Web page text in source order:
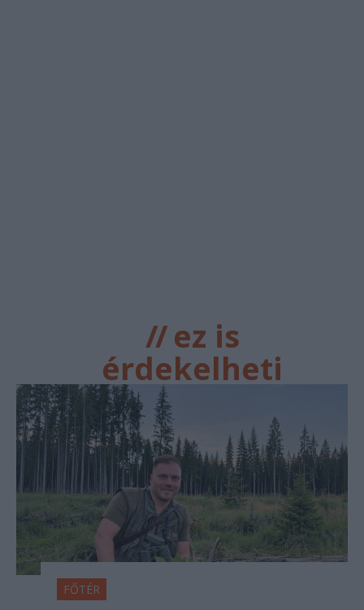
//ez is
érdekelheti
FŐTÉR